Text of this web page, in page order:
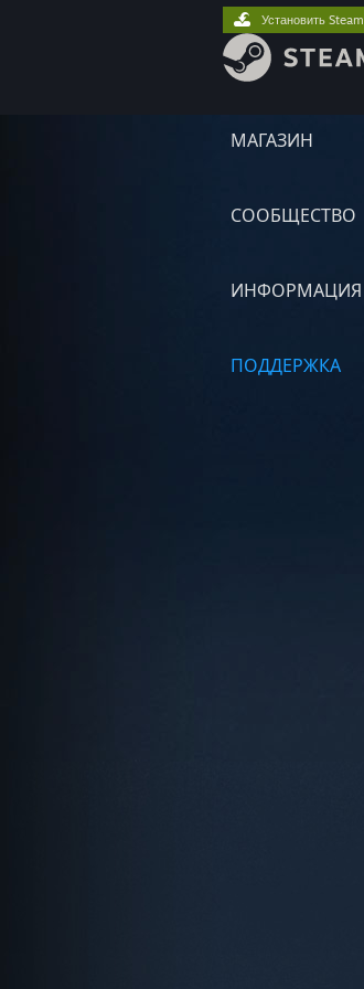
МАГАЗИН
СООБЩЕСТВО
ИНФОРМАЦИЯ
ПОДДЕРЖКА
Установить Steam